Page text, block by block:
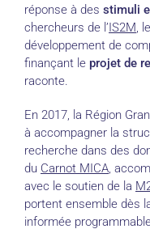
réponse à des stimuli
chercheurs de l’IS2M, le
développement de
finançant le projet de
raconte.
En 2017, la Région
à accompagner la
recherche dans des
du Carnot MICA,
avec le soutien de la
portent ensemble dès
informée